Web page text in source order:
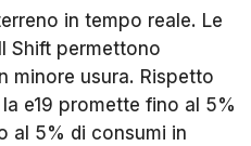
in tempo reale. Le
Shift permettono
minore usura. Rispetto
e19 promette fino al 5%
al 5% di consumi in